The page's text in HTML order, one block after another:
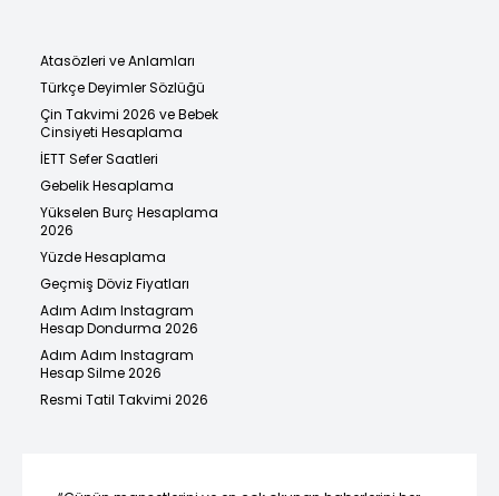
Atasözleri ve Anlamları
Türkçe Deyimler Sözlüğü
Çin Takvimi 2026 ve Bebek
Cinsiyeti Hesaplama
İETT Sefer Saatleri
Gebelik Hesaplama
Yükselen Burç Hesaplama
2026
Yüzde Hesaplama
Geçmiş Döviz Fiyatları
Adım Adım Instagram
Hesap Dondurma 2026
Adım Adım Instagram
Hesap Silme 2026
Resmi Tatil Takvimi 2026